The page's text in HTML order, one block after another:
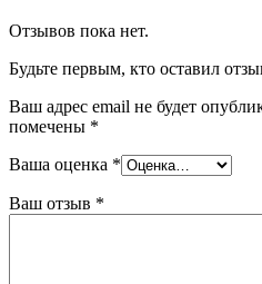
Отзывов пока нет.
Будьте первым, кто оставил
Ваш адрес email не будет
помечены *
Ваша оценка *
Ваш отзыв *